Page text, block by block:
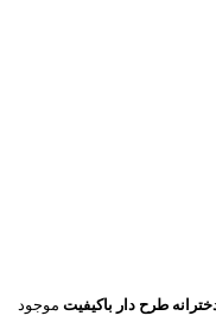
طرح دار باکیفیت موجود